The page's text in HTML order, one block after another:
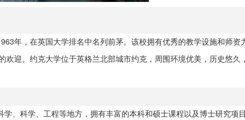
年，在英国大学排名中名列前茅。该校拥有优秀的教学设施和师资
欢迎。约克大学位于英格兰北部城市约克，周围环境优美，历史悠久
、科学、工程等地方，拥有丰富的本科和硕士课程以及博士研究项